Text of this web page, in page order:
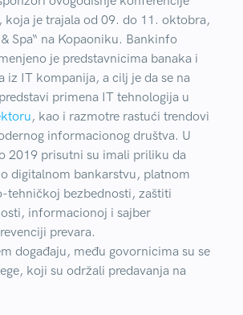
koja je trajala od 09. do 11. oktobra,
Spa“ na Kopaoniku. Bankinfo
je predstavnicima banaka i
iz IT kompanija, a cilj je da se na
primena IT tehnologija u
, kao i razmotre rastući trendovi
informacionog društva. U
2019 prisutni su imali priliku da
digitalnom bankarstvu, platnom
tehničkoj bezbednosti, zaštiti
informacionoj i sajber
prevara.
događaju, među govornicima su se
koji su održali predavanja na